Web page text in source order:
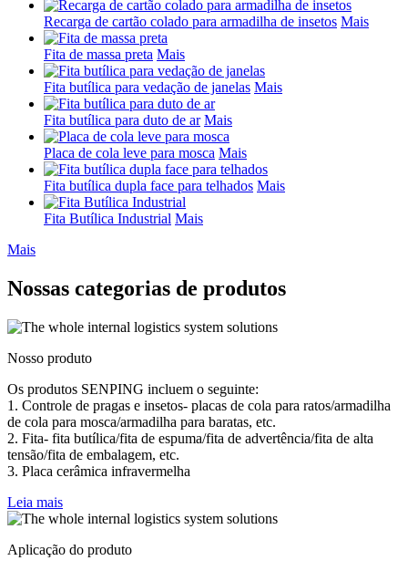
Recarga de cartão colado para armadilha de insetos Mais
Fita de massa preta Mais
Fita butílica para vedação de janelas Mais
Fita butílica para duto de ar Mais
Placa de cola leve para mosca Mais
Fita butílica dupla face para telhados Mais
Fita Butílica Industrial Mais
Mais
Nossas categorias de produtos
Nosso produto
Os produtos SENPING incluem o seguinte:
1. Controle de pragas e insetos- placas de cola para ratos/armadilha
de cola para mosca/armadilha para baratas, etc.
2. Fita- fita butílica/fita de espuma/fita de advertência/fita de alta
tensão/fita de embalagem, etc.
3. Placa cerâmica infravermelha
Leia mais
Aplicação do produto